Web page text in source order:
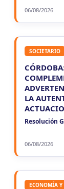
06/08/2026
SOCIETARIO
LA
Resolución
06/08/2026
ECONOMÍA